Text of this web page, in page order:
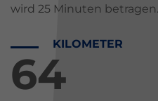
wird 25 Minuten betragen.
KILOMETER
64